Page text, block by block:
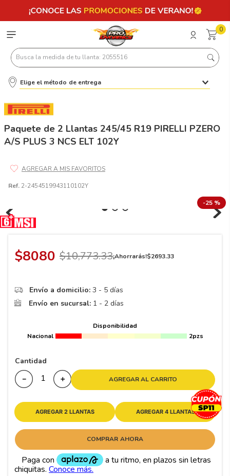
0
Busca la medida de tu llanta: 2055516
Elige el método de entrega
Paquete de 2 Llantas 245/45 R19 PIRELLI PZERO
A/S PLUS 3 NCS ELT 102Y
Ref. 2-2454519943110102Y
-25 %
$8080 $10,773.33¡Ahorrarás!$2693.33
Envío a domicilio: 3 - 5 días
Envío en sucursal: 1 - 2 días
Disponibilidad
Nacional
2pzs
Cantidad
＋
－ AGREGAR AL CARRITO
AGREGAR 2 LLANTAS AGREGAR 4 LLANTAS
COMPRAR AHORA
Términos más buscados
.
3.
7 245